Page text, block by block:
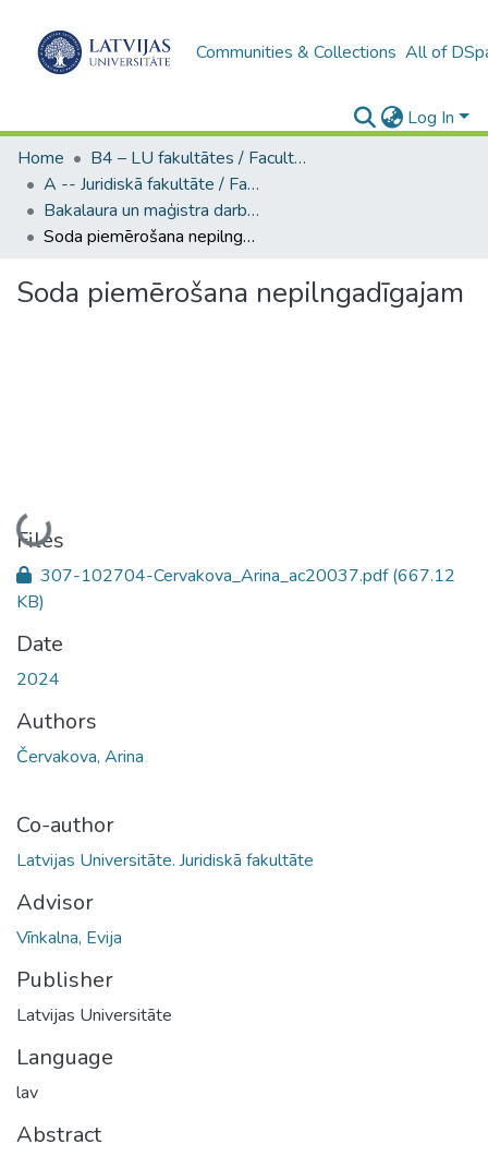
Communities & Collections All of
Log In
Home
B4 – LU fakultātes / Faculties of the UL
A -- Juridiskā fakultāte / Faculty of Law
Bakalaura un maģistra darbi (JF) / Bachelor's and Master's theses
Soda piemērošana nepilngadīgajam
Soda piemērošana nepilngadīgajam
Loading...
Files
307-102704-Cervakova_Arina_ac20037.pdf(667.12
KB)
Date
2024
Authors
Červakova, Arina
Co-author
Latvijas Universitāte. Juridiskā fakultāte
Advisor
Vīnkalna, Evija
Publisher
Latvijas Universitāte
Language
lav
Abstract